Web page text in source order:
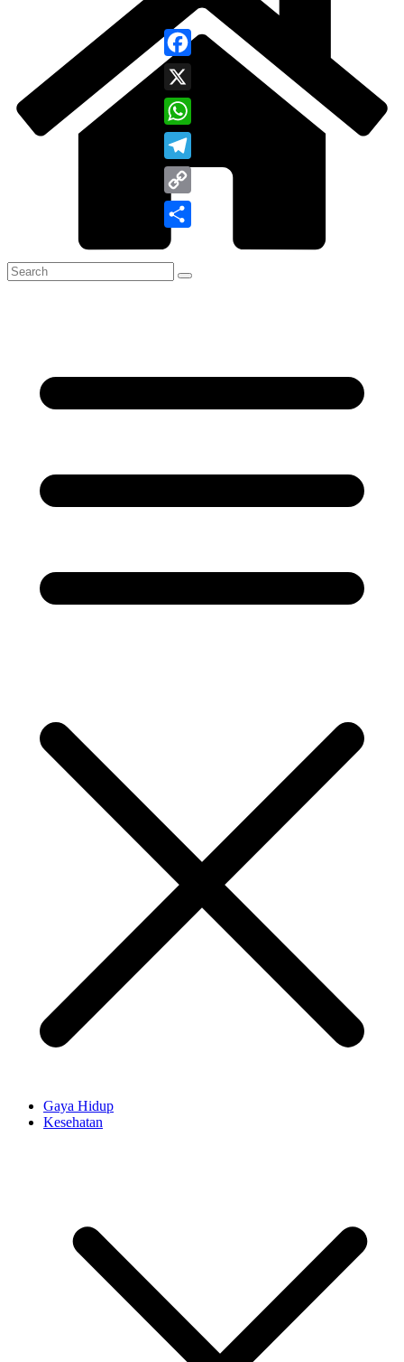
Gaya Hidup
Kesehatan
Facebook
X
WhatsApp
Telegram
Copy
Share